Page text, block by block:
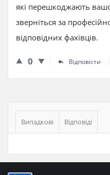
які перешкоджають
зверніться за
відповідних фахівців.
0 Відповісти
Бічна
панель
Випадкові Відповіді